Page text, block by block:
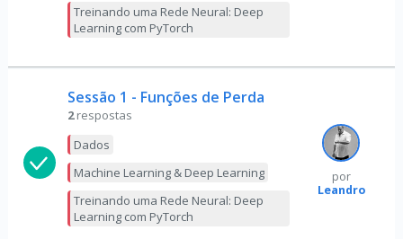
Treinando uma Rede Neural: Deep
Learning com PyTorch
Sessão 1 - Funções de Perda
2 respostas
Dados
Machine Learning & Deep Learning
Treinando uma Rede Neural: Deep
Learning com PyTorch
por
Leandro